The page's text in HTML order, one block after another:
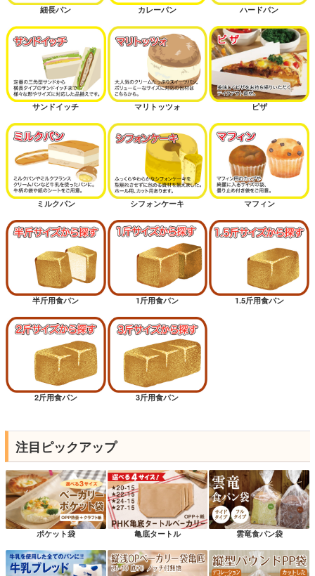
細長パン カレーパン ハードパン
サンドイッチ マリトッツォ ピザ
ミルクパン シフォンケーキ マフィン
半斤用食パン 1斤用食パン 1.5斤用食パン
2斤用食パン 3斤用食パン
注目ピックアップ
ポケット袋 亀底タートル 雲竜食パン袋